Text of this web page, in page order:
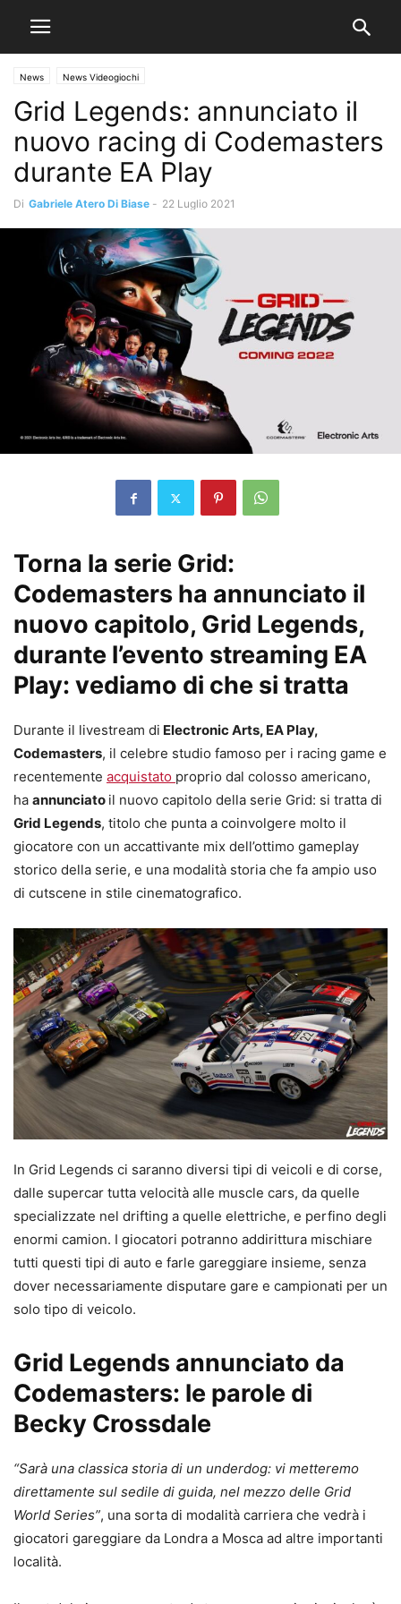
News News Videogiochi
Grid Legends: annunciato il
nuovo racing di Codemasters
durante EA Play
Di Gabriele Atero Di Biase - 22 Luglio 2021
Torna la serie Grid:
Codemasters ha annunciato il
nuovo capitolo, Grid Legends,
durante l’evento streaming EA
Play: vediamo di che si tratta
Durante il livestream di Electronic Arts, EA Play,
Codemasters, il celebre studio famoso per i racing game e
recentemente acquistato proprio dal colosso americano,
ha annunciato il nuovo capitolo della serie Grid: si tratta di
Grid Legends, titolo che punta a coinvolgere molto il
giocatore con un accattivante mix dell’ottimo gameplay
storico della serie, e una modalità storia che fa ampio uso
di cutscene in stile cinematografico.
In Grid Legends ci saranno diversi tipi di veicoli e di corse,
dalle supercar tutta velocità alle muscle cars, da quelle
specializzate nel drifting a quelle elettriche, e perfino degli
enormi camion. I giocatori potranno addirittura mischiare
tutti questi tipi di auto e farle gareggiare insieme, senza
dover necessariamente disputare gare e campionati per un
solo tipo di veicolo.
Grid Legends annunciato da
Codemasters: le parole di
Becky Crossdale
“Sarà una classica storia di un underdog: vi metteremo
direttamente sul sedile di guida, nel mezzo delle Grid
World Series”, una sorta di modalità carriera che vedrà i
giocatori gareggiare da Londra a Mosca ad altre importanti
località.